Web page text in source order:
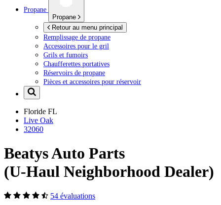
Propane
Propane
Retour au menu principal
Remplissage de propane
Accessoires pour le gril
Grils et fumoirs
Chaufferettes portatives
Réservoirs de propane
Pièces et accessoires pour réservoir
Floride FL
Live Oak
32060
Beatys Auto Parts
(U-Haul Neighborhood Dealer)
54 évaluations